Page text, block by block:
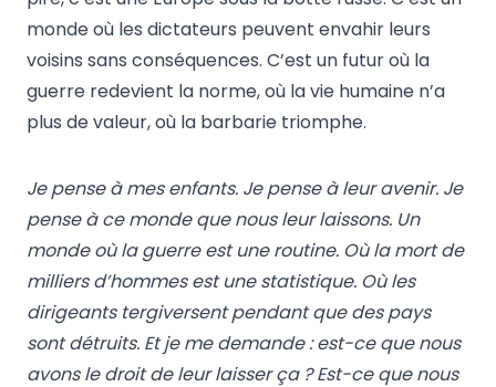
monde où les dictateurs peuvent envahir leurs
voisins sans conséquences. C’est un futur où la
guerre redevient la norme, où la vie humaine n’a
plus de valeur, où la barbarie triomphe.
Je pense à mes enfants. Je pense à leur avenir. Je
pense à ce monde que nous leur laissons. Un
monde où la guerre est une routine. Où la mort de
milliers d’hommes est une statistique. Où les
dirigeants tergiversent pendant que des pays
sont détruits. Et je me demande : est-ce que nous
avons le droit de leur laisser ça ? Est-ce que nous